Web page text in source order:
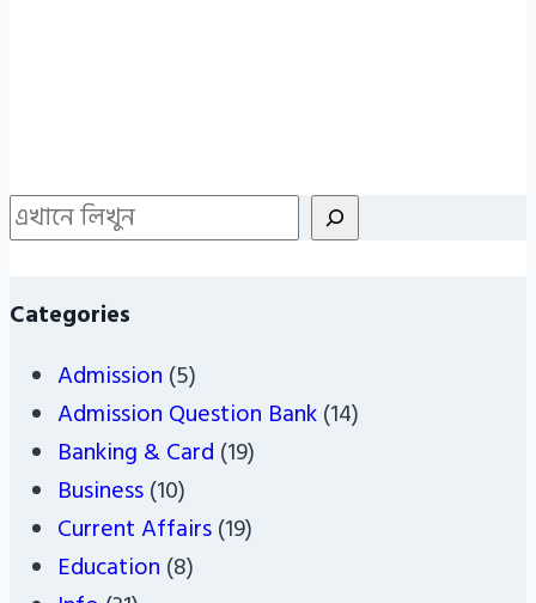
Search
Categories
Admission (5)
Admission Question Bank(14)
Banking & Card (19)
Business(10)
Current Affairs(19)
Education (8)